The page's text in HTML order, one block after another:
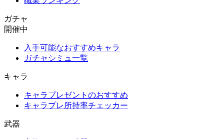
ガチャ
開催中
入手可能なおすすめキャラ
ガチャシミュ一覧
キャラ
キャラプレゼントのおすすめ
キャラプレ所持率チェッカー
武器